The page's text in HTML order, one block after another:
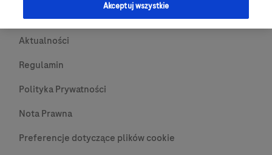
O nas
Aktualności
Regulamin
Polityka Prywatności
Nota Prawna
Preferencje dotyczące plików cookie
Akceptuj wszystkie